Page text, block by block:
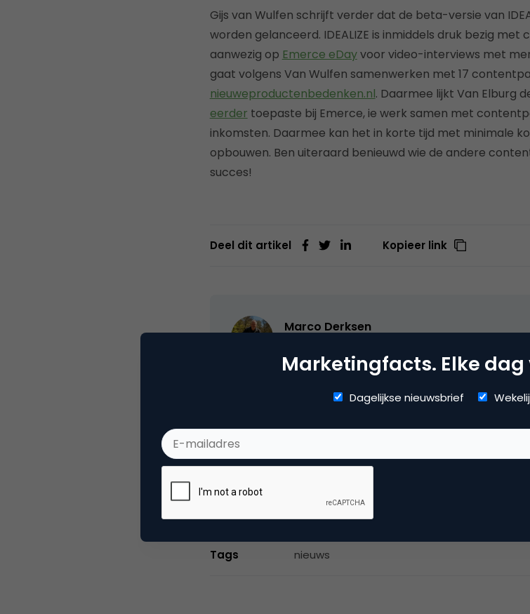
Gijs van Wulfen schrijft verder dat de beta-versie van
worden gelanceerd. IDEALIZE is inmiddels druk bezig
aanwezig op Emerce eDayvoor video-interviews met
gaat volgens Van Wulfen samenwerken met 17
nieuweproductenbedenken.nl. Daarmee lijkt Van Elburg
eerder toepaste bij Emerce, ie werk samen met
inkomsten. Daarmee kan het in korte tijd met minimale
opbouwen. Ben uiteraard benieuwd wie de andere
succes!
Deel dit artikel Kopieer link
Marco Derksen
Oprichter/partner Upstream, Marketingfacts, Arnhem
VPRO, Bestuur Luxor Live, social business, onderwijs,
Tags nieuws
Marketingfacts. Elke dag
Dagelijkse nieuwsbrief